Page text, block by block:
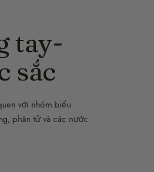
tay-
sắc
với nhóm biểu
phân tử và các nước